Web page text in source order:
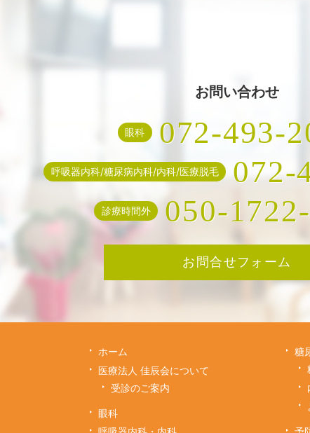
お問い合わせ
眼科 072-493-
呼吸器内科/糖尿病内科/内科/医療脱毛 072-
診療時間外 050-
お問合せフォーム
ホーム
医療法人 佳辰会について
受診のご案内
眼科
糖